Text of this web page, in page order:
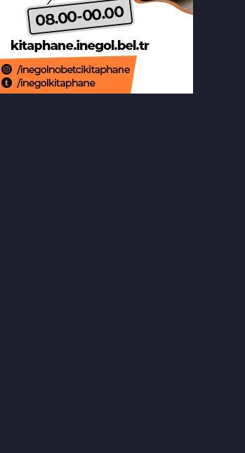
Bursa'daki can alan kaza saniye
saniye kameraya yansıdı
Beğendiği takıları çaldı, kameraya
işte böyle yakalandı